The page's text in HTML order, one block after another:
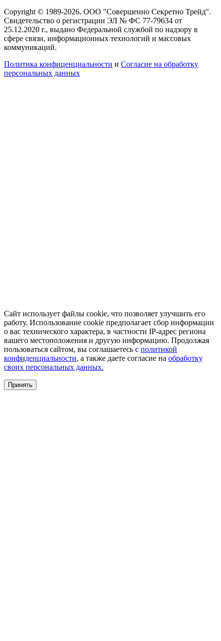
Copyright © 1989-2026. ООО "Совершенно Секретно Трейд".
Свидетельство о регистрации ЭЛ № ФС 77-79634 от
25.12.2020 г., выдано Федеральной службой по надзору в
сфере связи, информационных технологий и массовых
коммуникаций.
Политика конфиценциальности и Согласие на обработку
персональных данных
Сайт использует файлы cookie, что позволяет улучшить его
работу. Использование cookie предполагает сбор информации
о вас технического характера, в частности IP-адрес региона
вашего местоположения и другую информацию. Продолжая
пользоваться сайтом, вы соглашаетесь с политикой
конфиденциальности, а также даете согласие на обработку
своих персональных данных.
Принять